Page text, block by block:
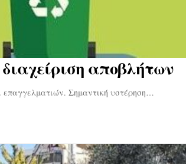
αποβλήτων
επαγγελματιών. Σημαντική υστέρηση…